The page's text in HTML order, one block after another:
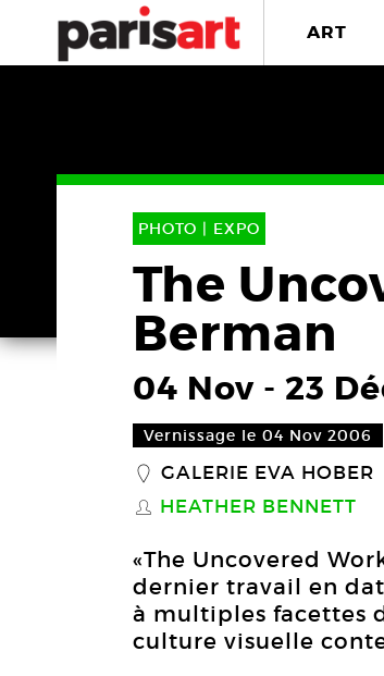
ART
PHOTO | EXPO
The
Berman
04 Nov - 23
Vernissage le 04 Nov 2006
_ GALERIE EVA HOBER
S HEATHER BENNETT
«The Uncovered
dernier travail en
à multiples facettes
culture visuelle